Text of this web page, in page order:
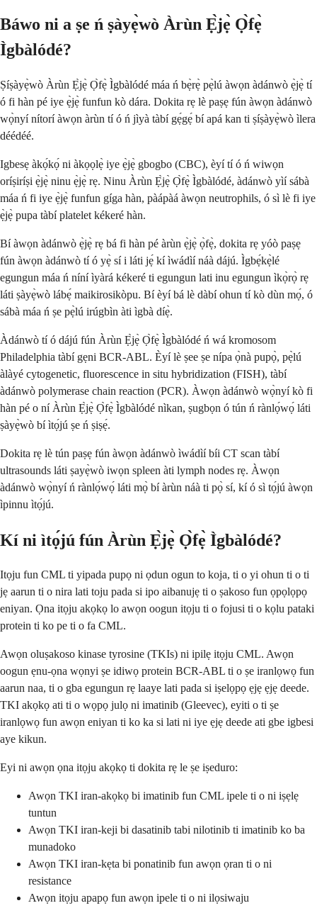
Báwo ni a ṣe ń ṣàyẹ̀wò Àrùn Ẹ̀jẹ̀ Ọ̀fẹ̀
Ìgbàlódé?
Ṣíṣàyẹ̀wò Àrùn Ẹ̀jẹ̀ Ọ̀fẹ̀ Ìgbàlódé máa ń bẹ̀rẹ̀ pẹ̀lú àwọn àdánwò ẹ̀jẹ̀ tí
ó fi hàn pé iye ẹ̀jẹ̀ funfun kò dára. Dokita rẹ lè paṣẹ fún àwọn àdánwò
wọ̀nyí nítorí àwọn àrùn tí ó ń jìyà tàbí gẹ́gẹ́ bí apá kan ti ṣíṣàyẹ̀wò ìlera
déédéé.
Igbesẹ àkọ́kọ́ ni àkọọlẹ̀ iye ẹ̀jẹ̀ gbogbo (CBC), èyí tí ó ń wiwọn
oríṣiríṣi ẹ̀jẹ̀ ninu ẹ̀jẹ̀ rẹ. Ninu Àrùn Ẹ̀jẹ̀ Ọ̀fẹ̀ Ìgbàlódé, àdánwò yìí sábà
máa ń fi iye ẹ̀jẹ̀ funfun gíga hàn, pàápàá àwọn neutrophils, ó sì lè fi iye
ẹ̀jẹ̀ pupa tàbí platelet kékeré hàn.
Bí àwọn àdánwò ẹ̀jẹ̀ rẹ bá fi hàn pé àrùn ẹ̀jẹ̀ ọ̀fẹ̀, dokita rẹ yóò paṣẹ
fún àwọn àdánwò tí ó yẹ̀ sí i láti jẹ́ kí ìwádìí náà dájú. Ìgbẹ́kẹ̀lé
egungun máa ń níní ìyàrá kékeré ti egungun lati inu egungun ìkọ̀rọ̀ rẹ
láti ṣàyẹ̀wò lábẹ́ maikirosikòpu. Bí èyí bá lè dàbí ohun tí kò dùn mọ́, ó
sábà máa ń ṣe pẹ̀lú irúgbìn àti ìgbà díẹ̀.
Àdánwò tí ó dájú fún Àrùn Ẹ̀jẹ̀ Ọ̀fẹ̀ Ìgbàlódé ń wá kromosom
Philadelphia tàbí gẹni BCR-ABL. Èyí lè ṣee ṣe nípa ọ̀nà pupọ̀, pẹ̀lú
àlàyé cytogenetic, fluorescence in situ hybridization (FISH), tàbí
àdánwò polymerase chain reaction (PCR). Àwọn àdánwò wọ̀nyí kò fi
hàn pé o ní Àrùn Ẹ̀jẹ̀ Ọ̀fẹ̀ Ìgbàlódé nìkan, ṣugbọn ó tún ń rànlọ́wọ́ láti
ṣàyẹ̀wò bí ìtọ́jú ṣe ń ṣiṣẹ́.
Dokita rẹ lè tún paṣẹ fún àwọn àdánwò ìwádìí bíi CT scan tàbí
ultrasounds láti ṣayẹ̀wò iwọn spleen àti lymph nodes rẹ. Àwọn
àdánwò wọ̀nyí ń rànlọ́wọ́ láti mọ̀ bí àrùn náà ti pọ̀ sí, kí ó sì tọ́jú àwọn
ìpinnu ìtọ́jú.
Kí ni ìtọ́jú fún Àrùn Ẹ̀jẹ̀ Ọ̀fẹ̀ Ìgbàlódé?
Itọju fun CML ti yipada pupọ ni ọdun ogun to koja, ti o yi ohun ti o ti
jẹ aarun ti o nira lati toju pada si ipo aibanujẹ ti o ṣakoso fun ọpọlọpọ
eniyan. Ọna itọju akọkọ lo awọn oogun itọju ti o fojusi ti o kọlu pataki
protein ti ko pe ti o fa CML.
Awọn oluṣakoso kinase tyrosine (TKIs) ni ipilẹ itọju CML. Awọn
oogun ẹnu-ọna wọnyi ṣe idiwọ protein BCR-ABL ti o ṣe iranlọwọ fun
aarun naa, ti o gba egungun rẹ laaye lati pada si iṣelọpọ ẹjẹ ẹjẹ deede.
TKI akọkọ ati ti o wọpọ julọ ni imatinib (Gleevec), eyiti o ti ṣe
iranlọwọ fun awọn eniyan ti ko ka si lati ni iye ẹjẹ deede ati gbe igbesi
aye kikun.
Eyi ni awọn ọna itọju akọkọ ti dokita rẹ le ṣe iṣeduro:
Awọn TKI iran-akọkọ bi imatinib fun CML ipele ti o ni iṣẹlẹ
tuntun
Awọn TKI iran-keji bi dasatinib tabi nilotinib ti imatinib ko ba
munadoko
Awọn TKI iran-kẹta bi ponatinib fun awọn ọran ti o ni
resistance
Awọn itọju apapọ fun awọn ipele ti o ni ilọsiwaju